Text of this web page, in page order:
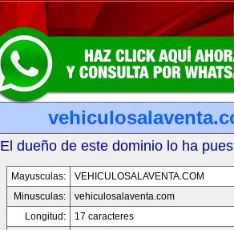
El dueño de este dominio lo ha
Mayusculas:
VEHICULOSALAVENTA.COM
Minusculas:
vehiculosalaventa.com
Longitud:
17 caracteres